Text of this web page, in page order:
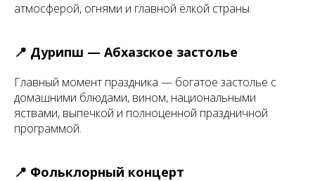
атмосферой, огнями и главной ёлкой страны.
📍 Дурипш — Абхазское застолье
Главный момент праздника — богатое застолье с
домашними блюдами, вином, национальными
яствами, выпечкой и полноценной праздничной
программой.
📍 Фольклорный концерт